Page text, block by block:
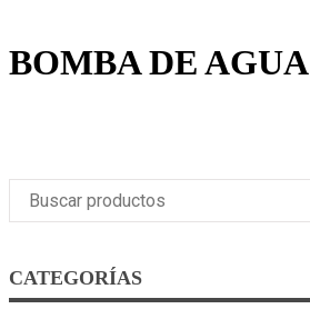
BOMBA DE AGUA
CATEGORÍAS